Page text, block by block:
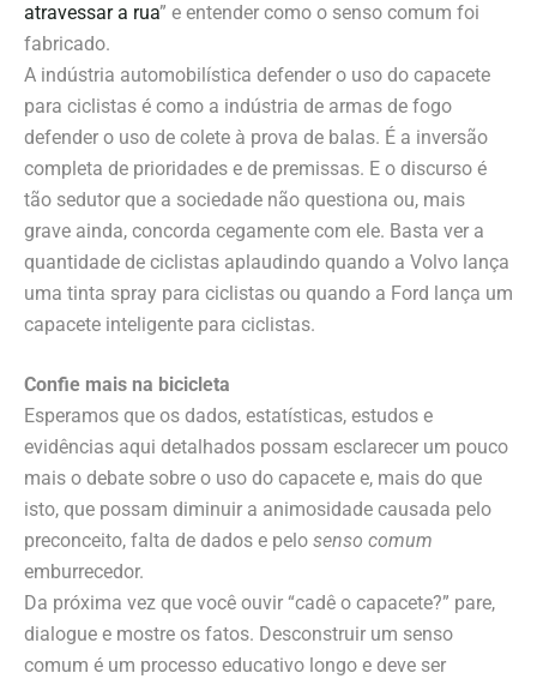
atravessar a rua” e entender como o senso comum foi
fabricado.
A indústria automobilística defender o uso do capacete
para ciclistas é como a indústria de armas de fogo
defender o uso de colete à prova de balas. É a inversão
completa de prioridades e de premissas. E o discurso é
tão sedutor que a sociedade não questiona ou, mais
grave ainda, concorda cegamente com ele. Basta ver a
quantidade de ciclistas aplaudindo quando a Volvo lança
uma tinta spray para ciclistas ou quando a Ford lança um
capacete inteligente para ciclistas.
Confie mais na bicicleta
Esperamos que os dados, estatísticas, estudos e
evidências aqui detalhados possam esclarecer um pouco
mais o debate sobre o uso do capacete e, mais do que
isto, que possam diminuir a animosidade causada pelo
preconceito, falta de dados e pelo senso comum
emburrecedor.
Da próxima vez que você ouvir “cadê o capacete?” pare,
dialogue e mostre os fatos. Desconstruir um senso
comum é um processo educativo longo e deve ser